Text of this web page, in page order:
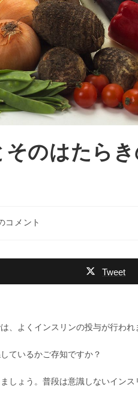
のはたら
コメント
Tweet
、よくインスリンの投与が行われ
ているかご存知ですか？
しょう。普段は意識しないインス